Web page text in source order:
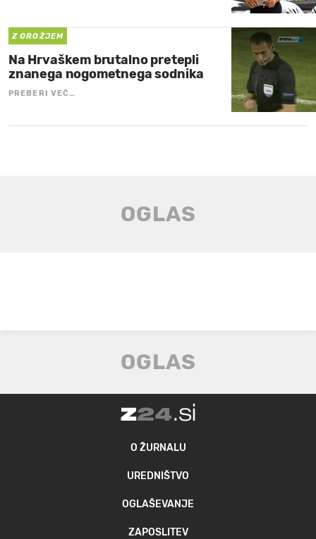
Z OROŽJEM
Na Hrvaškem brutalno pretepli
znanega nogometnega sodnika
PREBERI VEČ…
O ŽURNALU
UREDNIŠTVO
OGLAŠEVANJE
ZAPOSLITEV